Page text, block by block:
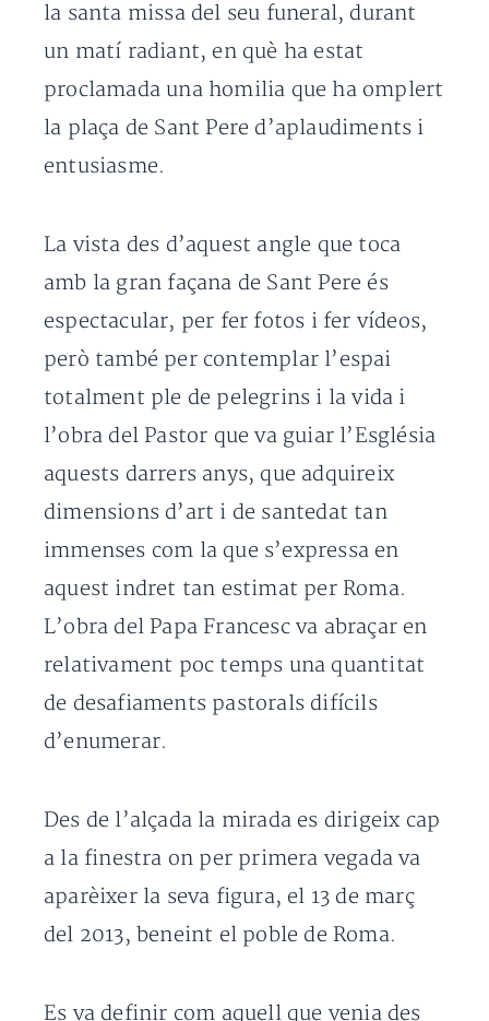
la santa missa del seu funeral, durant
un matí radiant, en què ha estat
proclamada una homilia que ha omplert
la plaça de Sant Pere d’aplaudiments i
entusiasme.
La vista des d’aquest angle que toca
amb la gran façana de Sant Pere és
espectacular, per fer fotos i fer vídeos,
però també per contemplar l’espai
totalment ple de pelegrins i la vida i
l’obra del Pastor que va guiar l’Església
aquests darrers anys, que adquireix
dimensions d’art i de santedat tan
immenses com la que s’expressa en
aquest indret tan estimat per Roma.
L’obra del Papa Francesc va abraçar en
relativament poc temps una quantitat
de desafiaments pastorals difícils
d’enumerar.
Des de l’alçada la mirada es dirigeix ​​cap
a la finestra on per primera vegada va
aparèixer la seva figura, el 13 de març
del 2013, beneint el poble de Roma.
Es va definir com aquell que venia des